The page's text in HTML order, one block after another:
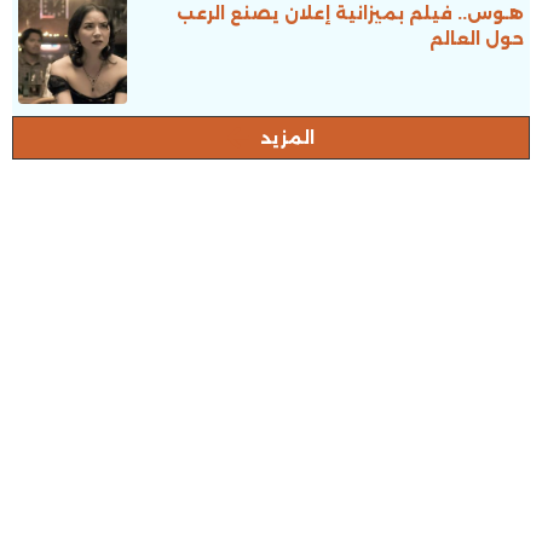
هـوس.. فيلم بميزانية إعلان يصنع الرعب
حول العالم
المزيد